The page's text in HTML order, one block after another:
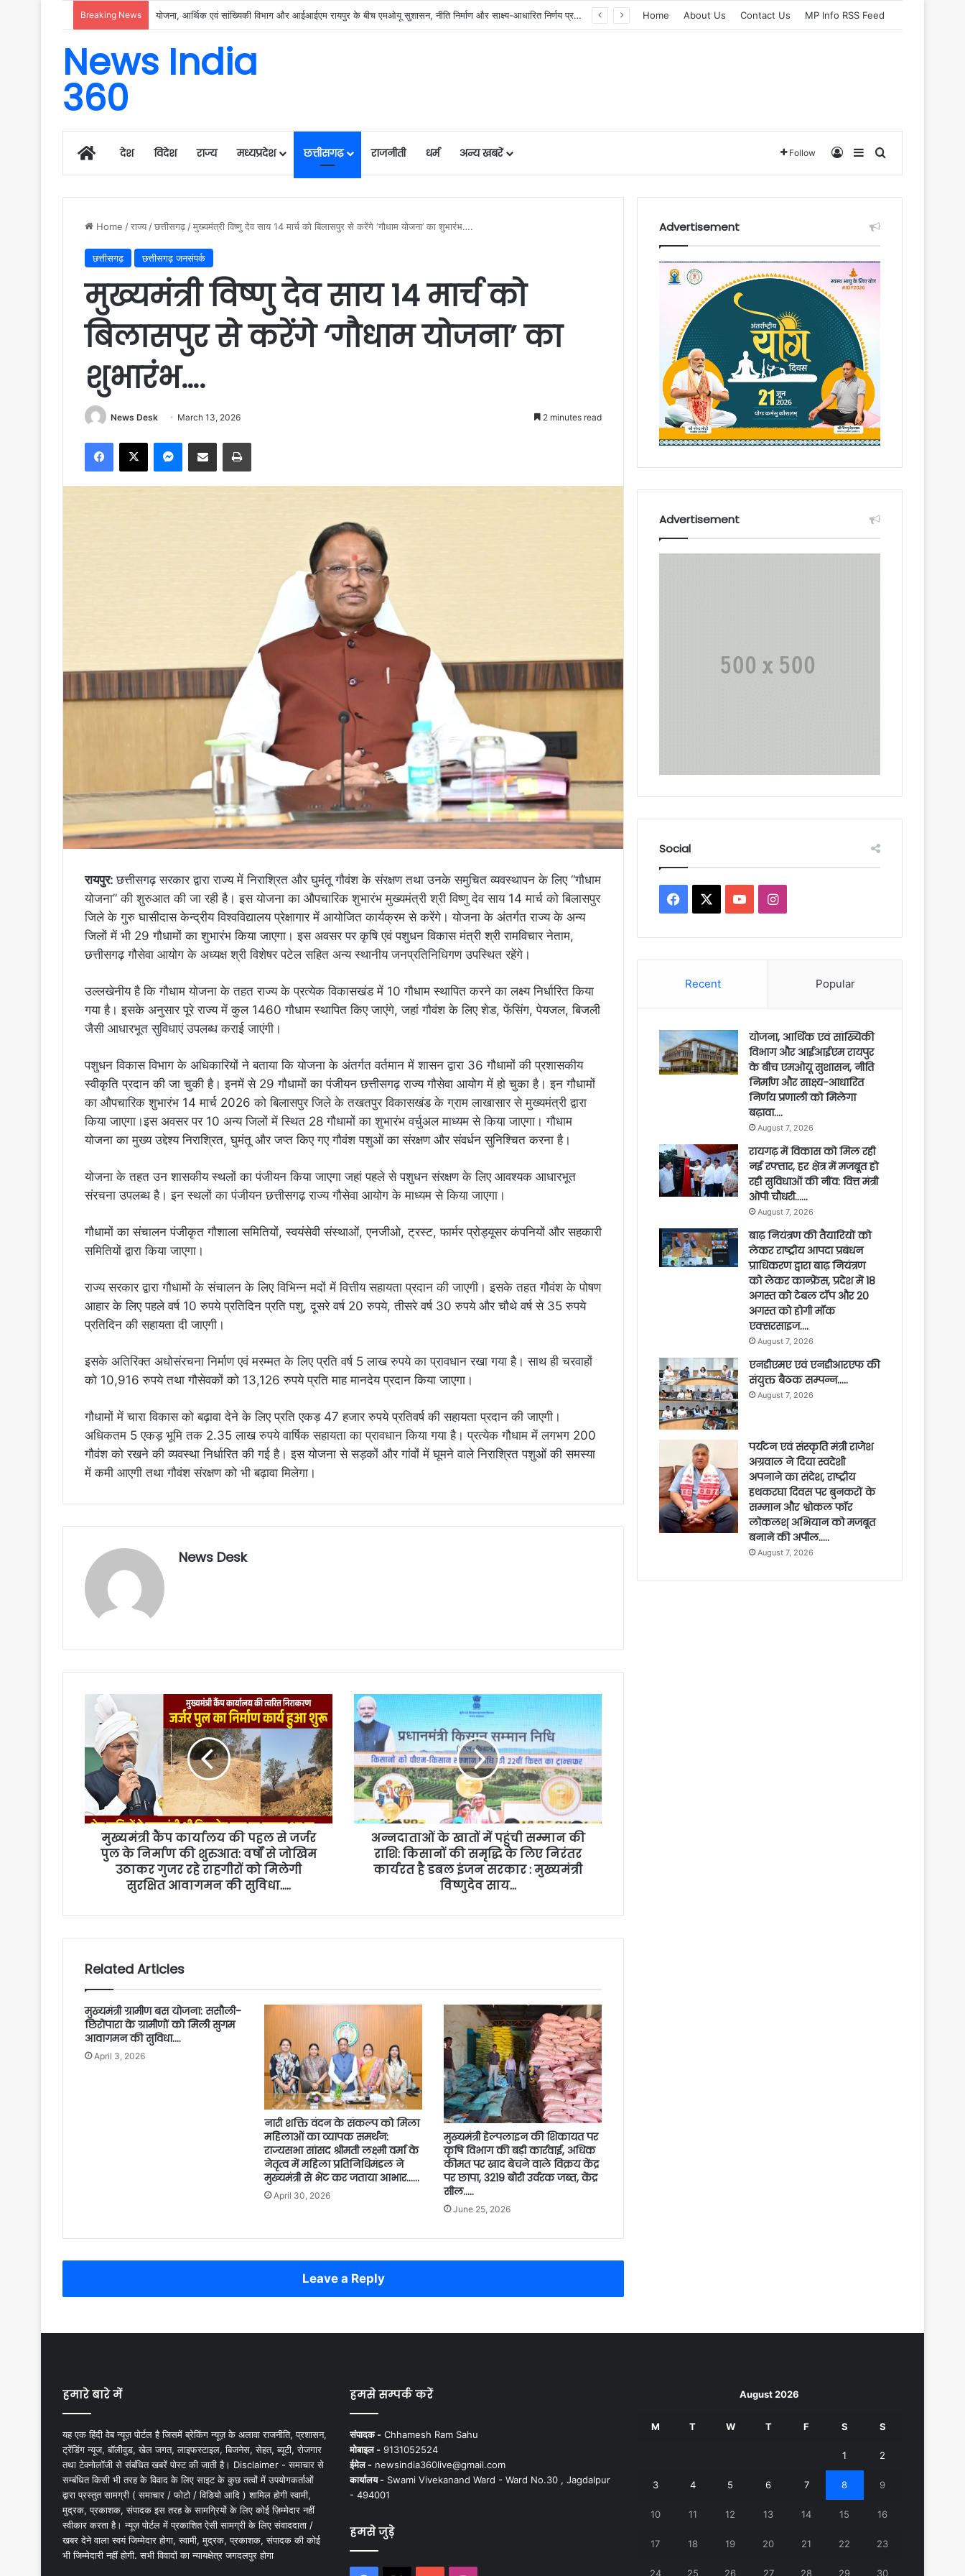
Breaking News रायगढ़ में विकास को मिल रही नई रफ्तार, हर क्षेत्र में मजबूत हो रही सुविधाओं की नींव: वित्त मंत्री ओपी चौधरी…… Home About Us Contact Us MP Info RSS Feed
News India
360
Homeदेश विदेश राज्य मध्यप्रदेश छत्तीसगढ़ राजनीती धर्म अन्य खबरें Follow Log InSidebarSearch for
Home /राज्य /छत्तीसगढ़ /मुख्यमंत्री विष्णु देव साय 14 मार्च को बिलासपुर से करेंगे ‘गौधाम योजना’ का शुभारंभ….
छत्तीसगढ़ छत्तीसगढ़ जनसंपर्क
मुख्यमंत्री विष्णु देव साय 14 मार्च को
बिलासपुर से करेंगे ‘गौधाम योजना’ का
शुभारंभ….
News Desk March 13, 2026 2 minutes read
Facebook
X Messenger
Share via Email Print
रायपुर:छत्तीसगढ़ सरकार द्वारा राज्य में निराश्रित और घुमंतू गौवंश के संरक्षण तथा उनके समुचित व्यवस्थापन के लिए “गौधाम
योजना” की शुरुआत की जा रही है। इस योजना का औपचारिक शुभारंभ मुख्यमंत्री श्री विष्णु देव साय 14 मार्च को बिलासपुर
जिले के गुरु घासीदास केन्द्रीय विश्वविद्यालय प्रेक्षागार में आयोजित कार्यक्रम से करेंगे। योजना के अंतर्गत राज्य के अन्य
जिलों में भी 29 गौधामों का शुभारंभ किया जाएगा। इस अवसर पर कृषि एवं पशुधन विकास मंत्री श्री रामविचार नेताम,
छत्तीसगढ़ गौसेवा आयोग के अध्यक्ष श्री विशेषर पटेल सहित अन्य स्थानीय जनप्रतिनिधिगण उपस्थित रहेंगे।
उल्लखेनीय है कि गौधाम योजना के तहत राज्य के प्रत्येक विकासखंड में 10 गौधाम स्थापित करने का लक्ष्य निर्धारित किया
गया है। इसके अनुसार पूरे राज्य में कुल 1460 गौधाम स्थापित किए जाएंगे, जहां गौवंश के लिए शेड, फेंसिंग, पेयजल, बिजली
जैसी आधारभूत सुविधाएं उपलब्ध कराई जाएंगी।
पशुधन विकास विभाग के अधिकारियों ने बताया कि योजना के अंतर्गत वर्तमान में शासन द्वारा 36 गौधामों की प्रशासकीय
स्वीकृति प्रदान की जा चुकी है। इनमें से 29 गौधामों का पंजीयन छत्तीसगढ़ राज्य गौसेवा आयोग में हो चुका है। इन गौधामों
का औपचारिक शुभारंभ 14 मार्च 2026 को बिलासपुर जिले के तखतपुर विकासखंड के ग्राम लाखासार से मुख्यमंत्री द्वारा
किया जाएगा।इस अवसर पर 10 अन्य जिलों में स्थित 28 गौधामों का शुभारंभ वर्चुअल माध्यम से किया जाएगा। गौधाम
योजना का मुख्य उद्देश्य निराश्रित, घुमंतू और जप्त किए गए गौवंश पशुओं का संरक्षण और संवर्धन सुनिश्चित करना है।
योजना के तहत उन शासकीय स्थलों का पंजीयन किया जाएगा जहां पहले से पशुधन संरक्षण के लिए आवश्यक आधारभूत
संरचना उपलब्ध है। इन स्थलों का पंजीयन छत्तीसगढ़ राज्य गौसेवा आयोग के माध्यम से किया जाएगा।
गौधामों का संचालन पंजीकृत गौशाला समितियों, स्वयंसेवी संस्थाओं, एनजीओ, ट्रस्ट, फार्मर प्रोड्यूसर कंपनियों और सहकारी
समितियों द्वारा किया जाएगा।
राज्य सरकार द्वारा गौधामों के संचालन के लिए विभिन्न मदों में वित्तीय सहायता प्रदान की जाएगी। इसके तहत गौवंश के पोषण
आहार के लिए पहले वर्ष 10 रुपये प्रतिदिन प्रति पशु, दूसरे वर्ष 20 रुपये, तीसरे वर्ष 30 रुपये और चौथे वर्ष से 35 रुपये
प्रतिदिन की सहायता दी जाएगी।
इसके अतिरिक्त अधोसंरचना निर्माण एवं मरम्मत के लिए प्रति वर्ष 5 लाख रुपये का प्रावधान रखा गया है। साथ ही चरवाहों
को 10,916 रुपये तथा गौसेवकों को 13,126 रुपये प्रति माह मानदेय प्रदान किया जाएगा।
गौधामों में चारा विकास को बढ़ावा देने के लिए प्रति एकड़ 47 हजार रुपये प्रतिवर्ष की सहायता प्रदान की जाएगी।
अधिकतम 5 एकड़ भूमि तक 2.35 लाख रुपये वार्षिक सहायता का प्रावधान किया गया है। प्रत्येक गौधाम में लगभग 200
गौवंश को रखने की व्यवस्था निर्धारित की गई है। इस योजना से सड़कों और गांवों में घूमने वाले निराश्रित पशुओं की समस्या
में कमी आएगी तथा गौवंश संरक्षण को भी बढ़ावा मिलेगा।
News Desk
मुख्यमंत्री कैंप कार्यालय की पहल से जर्जर
पुल के निर्माण की शुरुआत: वर्षों से जोखिम
उठाकर गुजर रहे राहगीरों को मिलेगी
सुरक्षित आवागमन की सुविधा…..
अन्नदाताओं के खातों में पहुंची सम्मान की
राशि: किसानों की समृद्धि के लिए निरंतर
कार्यरत है डबल इंजन सरकार : मुख्यमंत्री
विष्णुदेव साय…
Related Articles
मुख्यमंत्री ग्रामीण बस योजना: ससौली-
छिरोपारा के ग्रामीणों को मिली सुगम
आवागमन की सुविधा….
April 3, 2026
नारी शक्ति वंदन के संकल्प को मिला
महिलाओं का व्यापक समर्थन:
राज्यसभा सांसद श्रीमती लक्ष्मी वर्मा के
नेतृत्व में महिला प्रतिनिधिमंडल ने
मुख्यमंत्री से भेंट कर जताया आभार……
April 30, 2026
मुख्यमंत्री हेल्पलाइन की शिकायत पर
कृषि विभाग की बड़ी कार्रवाई, अधिक
कीमत पर खाद बेचने वाले विक्रय केंद्र
पर छापा, 3219 बोरी उर्वरक जब्त, केंद्र
सील…..
June 25, 2026
Leave a Reply
Advertisement
Advertisement
Social
Facebook YouTubeInstagram
Recent Popular
योजना, आर्थिक एवं सांख्यिकी
विभाग और आईआईएम रायपुर
के बीच एमओयू सुशासन, नीति
निर्माण और साक्ष्य-आधारित
निर्णय प्रणाली को मिलेगा
बढ़ावा….
August 7, 2026
रायगढ़ में विकास को मिल रही
नई रफ्तार, हर क्षेत्र में मजबूत हो
रही सुविधाओं की नींव: वित्त मंत्री
ओपी चौधरी……
August 7, 2026
बाढ़ नियंत्रण की तैयारियों को
लेकर राष्ट्रीय आपदा प्रबंधन
प्राधिकरण द्वारा बाढ़ नियंत्रण
को लेकर कान्फ्रेंस, प्रदेश में 18
अगस्त को टेबल टॉप और 20
अगस्त को होगी मॉक
एक्सरसाइज….
August 7, 2026
एनडीएमए एवं एनडीआरएफ की
संयुक्त बैठक सम्पन्न…..
August 7, 2026
पर्यटन एवं संस्कृति मंत्री राजेश
अग्रवाल ने दिया स्वदेशी
अपनाने का संदेश, राष्ट्रीय
हथकरघा दिवस पर बुनकरों के
सम्मान और श्वोकल फॉर
लोकलश् अभियान को मजबूत
बनाने की अपील…..
August 7, 2026
हमारे बारे में
यह एक हिंदी वेब न्यूज़ पोर्टल है जिसमें ब्रेकिंग न्यूज़ के अलावा राजनीति, प्रशासन,
ट्रेंडिंग न्यूज, बॉलीवुड, खेल जगत, लाइफस्टाइल, बिजनेस, सेहत, ब्यूटी, रोजगार
तथा टेक्नोलॉजी से संबंधित खबरें पोस्ट की जाती है। Disclaimer - समाचार से
सम्बंधित किसी भी तरह के विवाद के लिए साइट के कुछ तत्वों में उपयोगकर्ताओं
द्वारा प्रस्तुत सामग्री ( समाचार / फोटो / विडियो आदि ) शामिल होगी स्वामी,
मुद्रक, प्रकाशक, संपादक इस तरह के सामग्रियों के लिए कोई ज़िम्मेदार नहीं
स्वीकार करता है। न्यूज़ पोर्टल में प्रकाशित ऐसी सामग्री के लिए संवाददाता /
खबर देने वाला स्वयं जिम्मेदार होगा, स्वामी, मुद्रक, प्रकाशक, संपादक की कोई
भी जिम्मेदारी नहीं होगी. सभी विवादों का न्यायक्षेत्र जगदलपुर होगा
हमसे सम्पर्क करें
संपादक -Chhamesh Ram Sahu
मोबाइल -9131052524
ईमेल - newsindia360live@gmail.com
कार्यालय -Swami Vivekanand Ward - Ward No.30 , Jagdalpur
- 494001
हमसे जुड़े
August 2026
M T W T F S S
1 2
3 4 5 6 7 8 9
10 11 12 13 14 15 16
17 18 19 20 21 22 23
24 25 26 27 28 29 30